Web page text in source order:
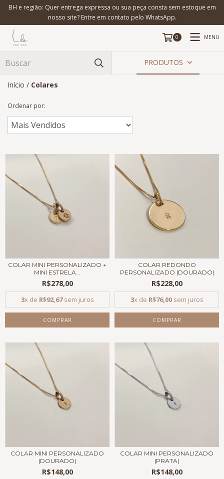
BH e região: Quer entrega expressa ou sua peça consta sem estoque em
nosso site? Entre em contato pelo WhatsApp.
0 MENU
PRODUTOS
Início / Colares
Ordenar por:
COLAR MINI PERSONALIZADO +
MINI ESTRELA...
R$278,00
3x de R$92,67sem juros
COMPRAR
COLAR REDONDO
PERSONALIZADO |DOURADO|
R$228,00
3x de R$76,00sem juros
COMPRAR
COLAR MINI PERSONALIZADO
|DOURADO|
R$148,00
COLAR MINI PERSONALIZADO
|PRATA|
R$148,00